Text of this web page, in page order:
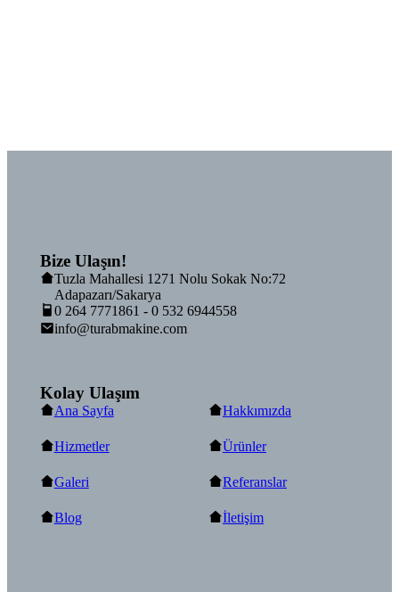
Bize Ulaşın!
Tuzla Mahallesi 1271 Nolu Sokak No:72
Adapazarı/Sakarya
0 264 7771861 - 0 532 6944558
info@turabmakine.com
Kolay Ulaşım
Ana Sayfa Hakkımızda
Hizmetler Ürünler
Galeri Referanslar
Blog İletişim